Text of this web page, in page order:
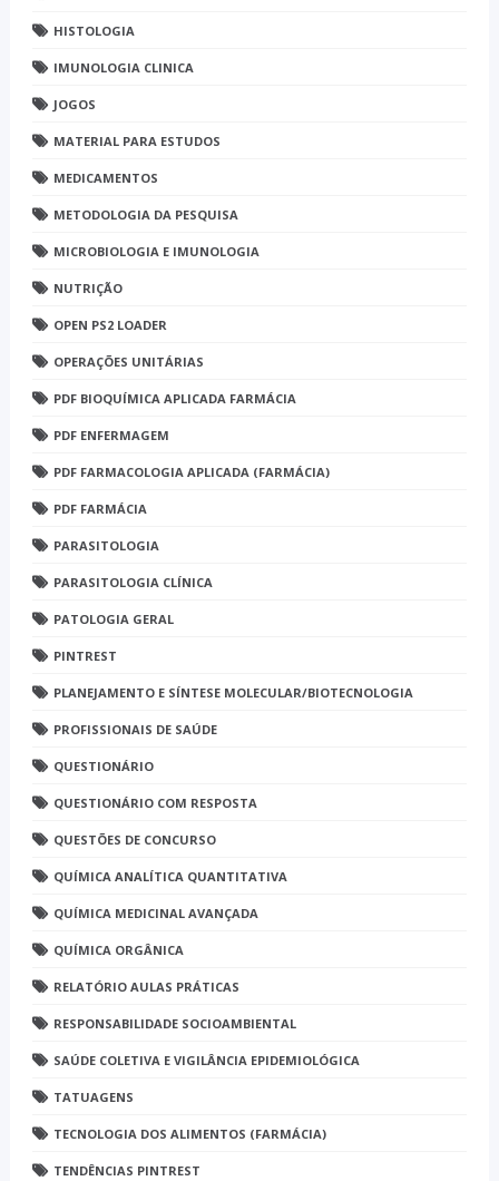
HISTOLOGIA
IMUNOLOGIA CLINICA
JOGOS
MATERIAL PARA ESTUDOS
MEDICAMENTOS
METODOLOGIA DA PESQUISA
MICROBIOLOGIA E IMUNOLOGIA
NUTRIÇÃO
OPEN PS2 LOADER
OPERAÇÕES UNITÁRIAS
PDF BIOQUÍMICA APLICADA FARMÁCIA
PDF ENFERMAGEM
PDF FARMACOLOGIA APLICADA (FARMÁCIA)
PDF FARMÁCIA
PARASITOLOGIA
PARASITOLOGIA CLÍNICA
PATOLOGIA GERAL
PINTREST
PLANEJAMENTO E SÍNTESE MOLECULAR/BIOTECNOLOGIA
PROFISSIONAIS DE SAÚDE
QUESTIONÁRIO
QUESTIONÁRIO COM RESPOSTA
QUESTÕES DE CONCURSO
QUÍMICA ANALÍTICA QUANTITATIVA
QUÍMICA MEDICINAL AVANÇADA
QUÍMICA ORGÂNICA
RELATÓRIO AULAS PRÁTICAS
RESPONSABILIDADE SOCIOAMBIENTAL
SAÚDE COLETIVA E VIGILÂNCIA EPIDEMIOLÓGICA
TATUAGENS
TECNOLOGIA DOS ALIMENTOS (FARMÁCIA)
TENDÊNCIAS PINTREST